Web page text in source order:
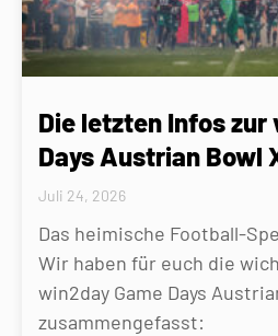
Die letzten Infos zur
Days Austrian Bowl
Juli 24, 2026
Das heimische Football-
Wir haben für euch die
win2day Game Days
zusammengefasst: